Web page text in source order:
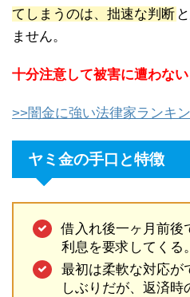
てしまうのは、拙速な判断
ません。
十分注意して被害に遭わな
>>闇金に強い法律家ランキ
ヤミ金の手口と特徴
借入れ後一ヶ月前後
利息を要求してくる。
最初は柔軟な対応が
しぶりだが、返済時